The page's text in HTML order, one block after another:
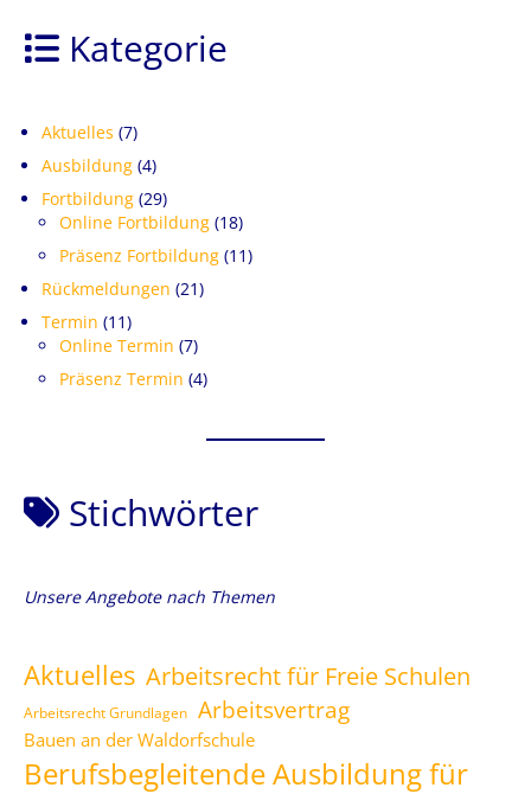
Kategorie
Aktuelles (7)
Ausbildung (4)
Fortbildung (29)
Online Fortbildung (18)
Präsenz Fortbildung (11)
Rückmeldungen (21)
Termin (11)
Online Termin (7)
Präsenz Termin (4)
Stichwörter
Unsere Angebote nach Themen
Aktuelles Arbeitsrecht für Freie Schulen
Arbeitsrecht Grundlagen Arbeitsvertrag
Bauen an der Waldorfschule
Berufsbegleitende Ausbildung für